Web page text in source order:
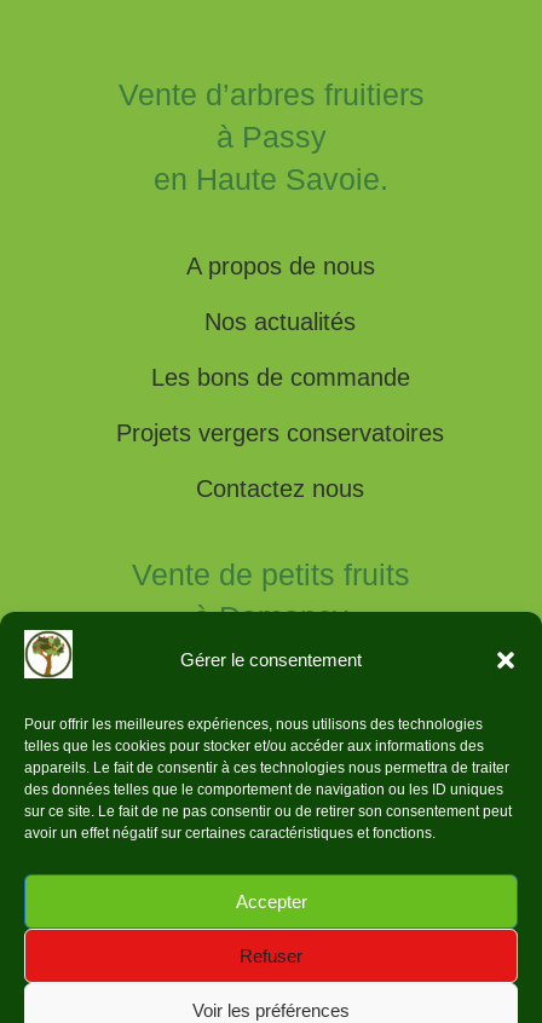
Gérer le consentement
Pour offrir les meilleures expériences, nous utilisons des technologies
telles que les cookies pour stocker et/ou accéder aux informations des
appareils. Le fait de consentir à ces technologies nous permettra de traiter
des données telles que le comportement de navigation ou les ID uniques
sur ce site. Le fait de ne pas consentir ou de retirer son consentement peut
avoir un effet négatif sur certaines caractéristiques et fonctions.
Accepter
Refuser
Voir les préférences
Vente d’arbres fruitiers
à Passy
en Haute Savoie.
A propos de nous
Nos actualités
Les bons de commande
Projets vergers conservatoires
Contactez nous
Vente de petits fruits
à Domancy
en Haute Savoie.
Données légales
Politique de confidentialité
Réalisation Web Video Service ©2024